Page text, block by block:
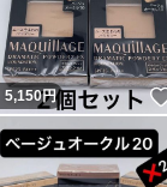
5,150円